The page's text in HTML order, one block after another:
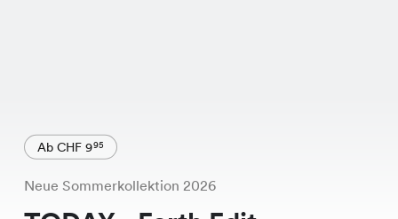
Ab CHF 995
Neue Sommerkollektion 2026